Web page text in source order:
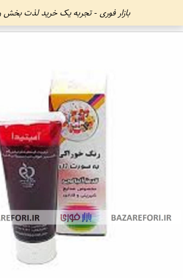
بازار فوری - تجربه یک خرید لذت بخش